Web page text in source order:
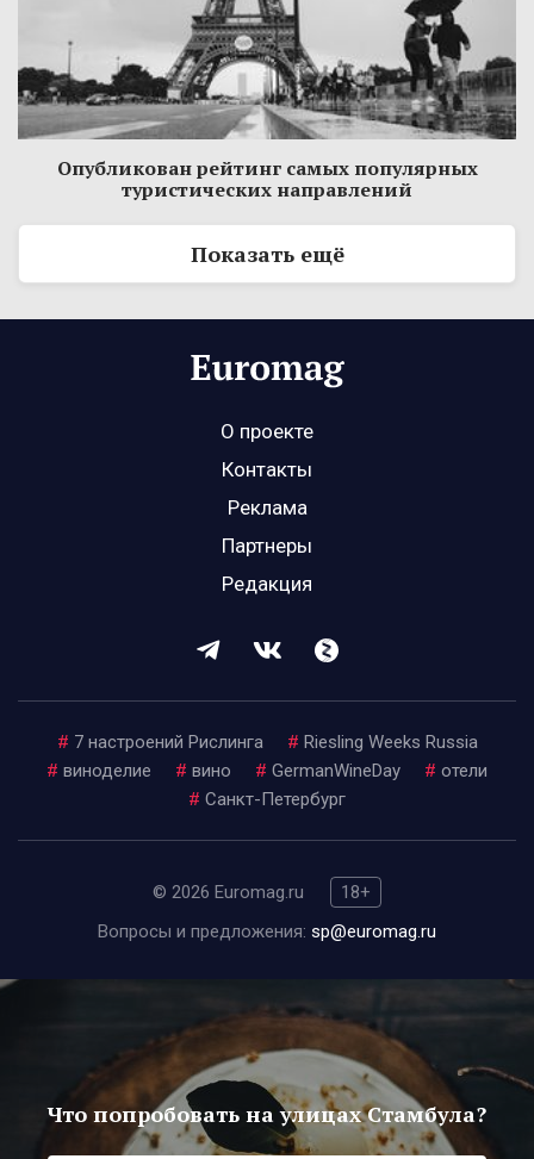
Опубликован рейтинг самых популярных
туристических направлений
Показать ещё
О проекте
Контакты
Реклама
Партнеры
Редакция
# 7 настроений Рислинга # Riesling Weeks Russia
# виноделие # вино # GermanWineDay # отели
# Санкт-Петербург
© 2026 Euromag.ru
18+
Вопросы и предложения: sp@euromag.ru
Что попробовать на улицах Стамбула?